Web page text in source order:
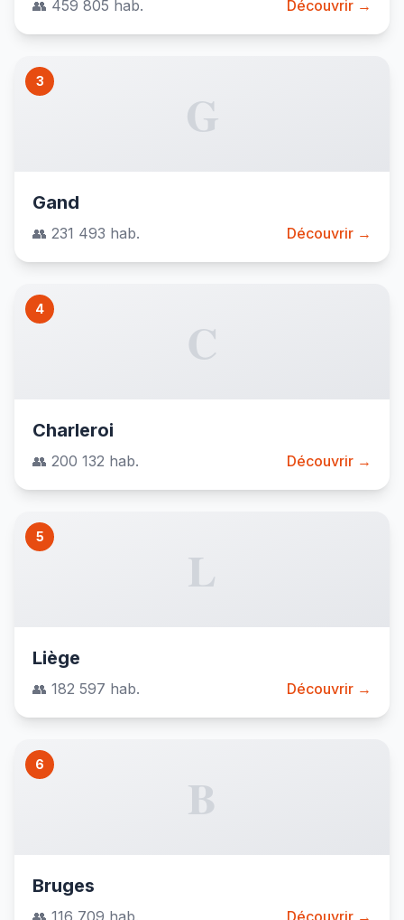
👥 459 805 hab. Découvrir →
3
G
Gand
👥 231 493 hab. Découvrir →
4
C
Charleroi
👥 200 132 hab. Découvrir →
5
L
Liège
👥 182 597 hab. Découvrir →
6
B
Bruges
👥 116 709 hab. Découvrir →